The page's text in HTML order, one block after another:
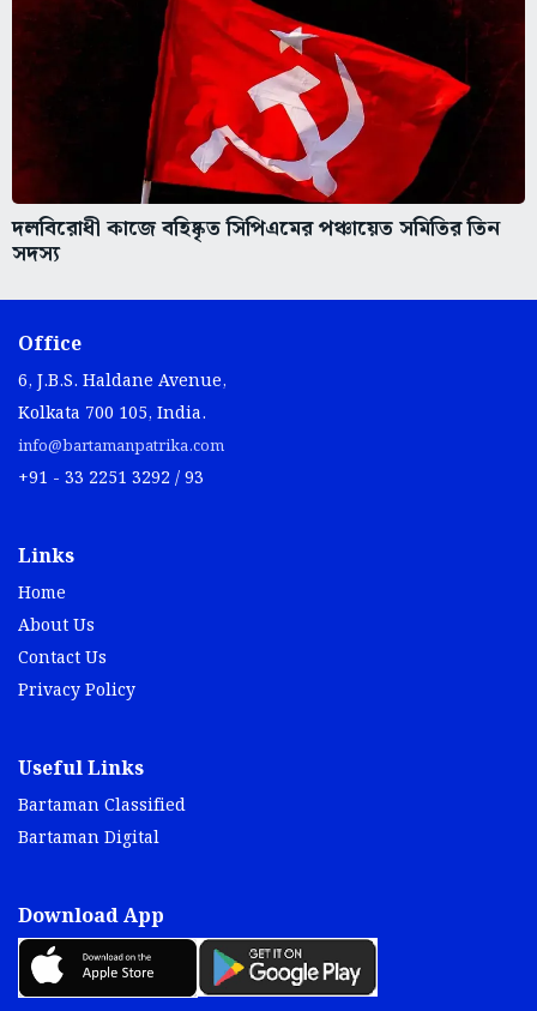
দলবিরোধী কাজে বহিষ্কৃত সিপিএমের পঞ্চায়েত সমিতির তিন
সদস্য
Office
6, J.B.S. Haldane Avenue,
Kolkata 700 105, India.
info@bartamanpatrika.com
+91 - 33 2251 3292 / 93
Links
Home
About Us
Contact Us
Privacy Policy
Useful Links
Bartaman Classified
Bartaman Digital
Download App